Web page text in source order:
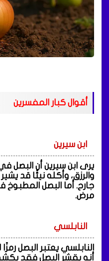
أقوال كبار المفسرين
ابن سيرين
يرى ابن سيرين أن البصل
والرزق، وأكله نيئًا قد
جارح. أما البصل
مرض.
النابلسي
النابلسي يعتبر البصل
أنه يقشر البصل فقد